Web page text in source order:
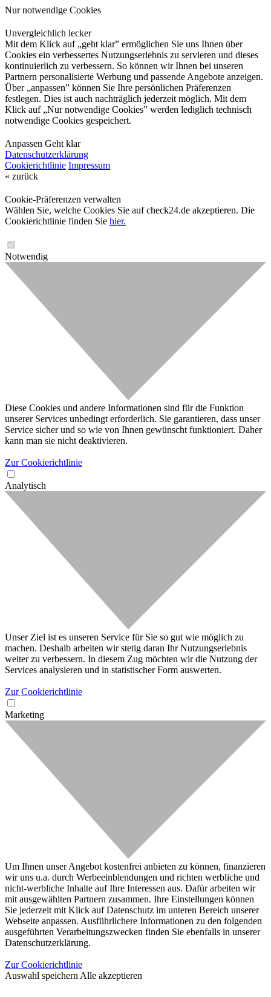
Nur notwendige Cookies
Unvergleichlich lecker
Mit dem Klick auf „geht klar” ermöglichen Sie uns Ihnen über
Cookies ein verbessertes Nutzungserlebnis zu servieren und dieses
kontinuierlich zu verbessern. So können wir Ihnen bei unseren
Partnern personalisierte Werbung und passende Angebote anzeigen.
Über „anpassen” können Sie Ihre persönlichen Präferenzen
festlegen. Dies ist auch nachträglich jederzeit möglich. Mit dem
Klick auf „Nur notwendige Cookies” werden lediglich technisch
notwendige Cookies gespeichert.
Anpassen Geht klar
Datenschutzerklärung
Cookierichtlinie Impressum
« zurück
Cookie-Präferenzen verwalten
Wählen Sie, welche Cookies Sie auf check24.de akzeptieren. Die
Cookierichtlinie finden Sie hier.
Notwendig
Diese Cookies und andere Informationen sind für die Funktion
unserer Services unbedingt erforderlich. Sie garantieren, dass unser
Service sicher und so wie von Ihnen gewünscht funktioniert. Daher
kann man sie nicht deaktivieren.
Zur Cookierichtlinie
Analytisch
Unser Ziel ist es unseren Service für Sie so gut wie möglich zu
machen. Deshalb arbeiten wir stetig daran Ihr Nutzungserlebnis
weiter zu verbessern. In diesem Zug möchten wir die Nutzung der
Services analysieren und in statistischer Form auswerten.
Zur Cookierichtlinie
Marketing
Um Ihnen unser Angebot kostenfrei anbieten zu können, finanzieren
wir uns u.a. durch Werbeeinblendungen und richten werbliche und
nicht-werbliche Inhalte auf Ihre Interessen aus. Dafür arbeiten wir
mit ausgewählten Partnern zusammen. Ihre Einstellungen können
Sie jederzeit mit Klick auf Datenschutz im unteren Bereich unserer
Webseite anpassen. Ausführlichere Informationen zu den folgenden
ausgeführten Verarbeitungszwecken finden Sie ebenfalls in unserer
Datenschutzerklärung.
Zur Cookierichtlinie
Auswahl speichern Alle akzeptieren